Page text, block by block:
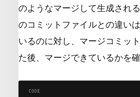
のようなマージして生成され
のコミットファイルとの違い
いるのに対し、マージコミッ
た後、マージできているかを